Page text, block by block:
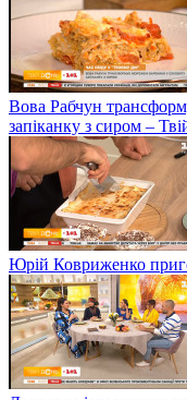
Вова Рабчун
запіканку з сиром –
Юрій Ковриженко